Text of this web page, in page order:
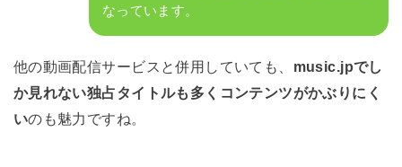
なっています。
他の動画配信サービスと併用していても、 music.jpでし
か見れない独占タイトルも多くコンテンツがかぶりにく
いのも魅力ですね。